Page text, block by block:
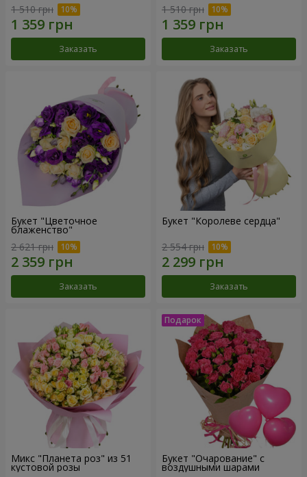
1 510 грн
Заказать
1 510 грн
Заказать
Букет "Цветочное
блаженство"
2 621 грн
Заказать
Букет "Королеве сердца"
2 554 грн
Заказать
Микс "Планета роз" из 51
кустовой розы
Букет "Очарование" с
воздушными шарами